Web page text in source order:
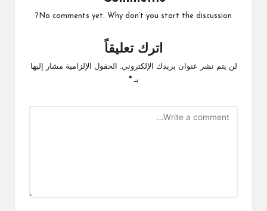
No comments yet. Why don’t you start the discussion?
اترك تعليقاً
لن يتم نشر عنوان بريدك الإلكتروني.
الحقول الإلزامية مشار إليها
بـ*